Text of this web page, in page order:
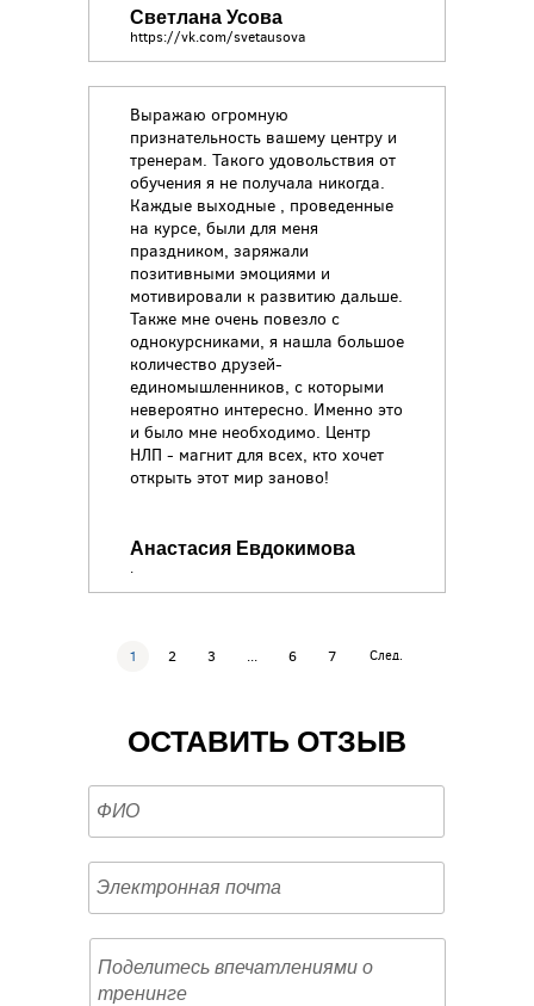
Светлана Усова
https://vk.com/svetausova
Выражаю огромную
признательность вашему центру и
тренерам. Такого удовольствия от
обучения я не получала никогда.
Каждые выходные , проведенные
на курсе, были для меня
праздником, заряжали
позитивными эмоциями и
мотивировали к развитию дальше.
Также мне очень повезло с
однокурсниками, я нашла большое
количество друзей-
единомышленников, с которыми
невероятно интересно. Именно это
и было мне необходимо. Центр
НЛП - магнит для всех, кто хочет
открыть этот мир заново!
Анастасия Евдокимова
.
1 2 3 ... 6 7 След.
ОСТАВИТЬ ОТЗЫВ